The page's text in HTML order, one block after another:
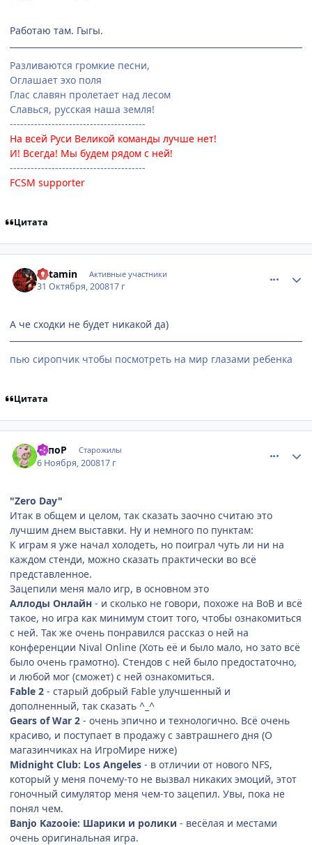
Работаю там. Гыгы.
Разливаются громкие песни,
Оглашает эхо поля
Глас славян пролетает над лесом
Славься, русская наша земля!
---------------------------------------
На всей Руси Великой команды лучше нет!
И! Всегда! Мы будем рядом с ней!
---------------------------------------
FCSM supporter
Цитата
Ketamin Активные участники
31 Октября, 200817 г
А че сходки не будет никакой да)
пью сиропчик чтобы посмотреть на мир глазами ребенка
Цитата
ТопоР Старожилы
6 Ноября, 200817 г
"Zero Day"
Итак в общем и целом, так сказать заочно считаю это
лучшим днем выставки. Ну и немного по пунктам:
К играм я уже начал холодеть, но поиграл чуть ли ни на
каждом стенди, можно сказать практически во всё
представленное.
Зацепили меня мало игр, в основном это
Аллоды Онлайн - и сколько не говори, похоже на ВоВ и всё
такое, но игра как минимум стоит того, чтобы ознакомиться
с ней. Так же очень понравился рассказ о ней на
конференции Nival Online (Хоть её и было мало, но зато всё
было очень грамотно). Стендов с ней было предостаточно,
и любой мог (сможет) с ней ознакомиться.
Fable 2 - старый добрый Fable улучшенный и
дополненный, так сказать ^_^
Gears of War 2 - очень эпично и технологично. Всё очень
красиво, и поступает в продажу с завтрашнего дня (О
магазинчиках на ИгроМире ниже)
Midnight Club: Los Angeles - в отличии от нового NFS,
который у меня почему-то не вызвал никаких эмоций, этот
гоночный симулятор меня чем-то зацепил. Увы, пока не
понял чем.
Banjo Kazooie: Шарики и ролики - весёлая и местами
очень оригинальная игра.